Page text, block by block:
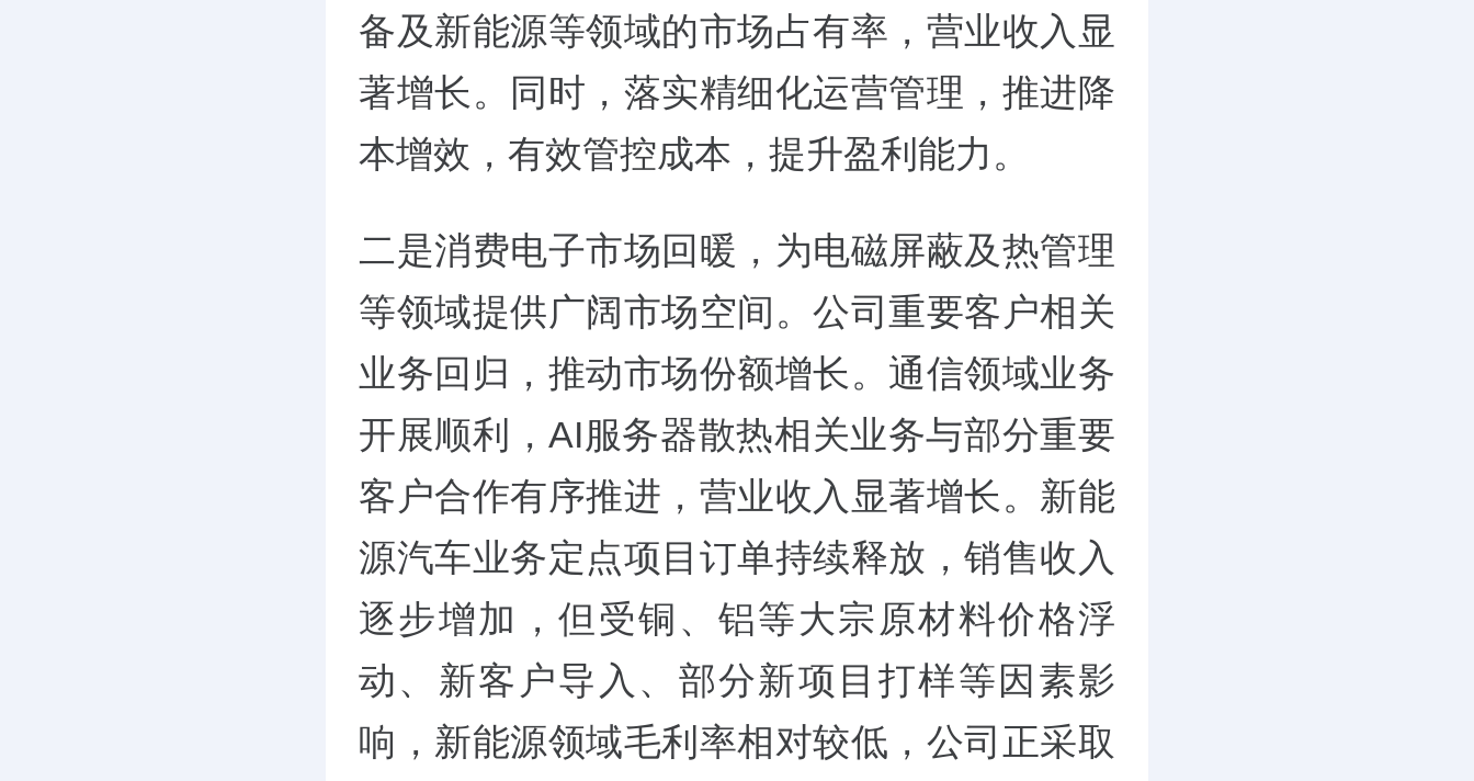
备及新能源等领域的市场占有率，营业收入显
著增长。同时，落实精细化运营管理，推进降
本增效，有效管控成本，提升盈利能力。
二是消费电子市场回暖，为电磁屏蔽及热管理
等领域提供广阔市场空间。公司重要客户相关
业务回归，推动市场份额增长。通信领域业务
开展顺利，AI服务器散热相关业务与部分重要
客户合作有序推进，营业收入显著增长。新能
源汽车业务定点项目订单持续释放，销售收入
逐步增加，但受铜、铝等大宗原材料价格浮
动、新客户导入、部分新项目打样等因素影
响，新能源领域毛利率相对较低，公司正采取